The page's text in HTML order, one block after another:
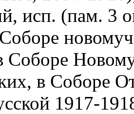
исп. (пам. 3
Соборе
в Соборе
1917-